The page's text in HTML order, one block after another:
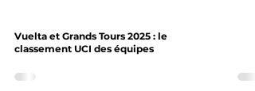
Vuelta et Grands Tours 2025 : le
classement UCI des équipes